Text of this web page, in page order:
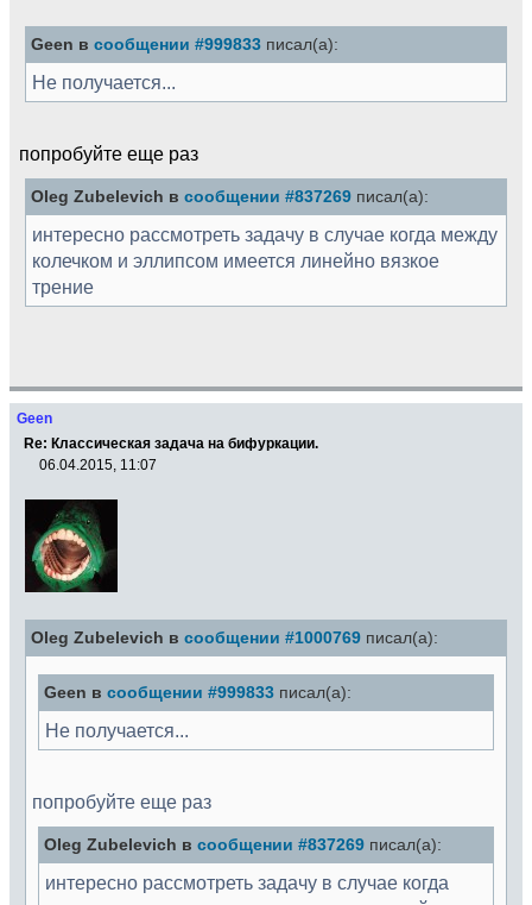
Geen в сообщении #999833 писал(а):
Не получается...
попробуйте еще раз
Oleg Zubelevich в сообщении #837269 писал(а):
интересно рассмотреть задачу в случае когда между
колечком и эллипсом имеется линейно вязкое
трение
Geen
Re: Классическая задача на бифуркации.
06.04.2015, 11:07
Oleg Zubelevich в сообщении #1000769 писал(а):
Geen в сообщении #999833 писал(а):
Не получается...
попробуйте еще раз
Oleg Zubelevich в сообщении #837269 писал(а):
интересно рассмотреть задачу в случае когда